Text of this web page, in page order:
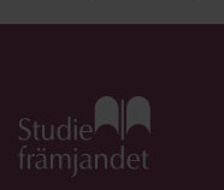
Gå till